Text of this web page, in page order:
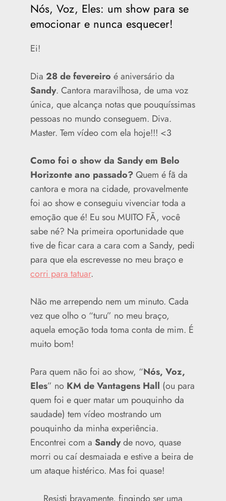
Nós, Voz, Eles: um show para se
emocionar e nunca esquecer!
Ei!
Dia 28 de fevereiro é aniversário da
Sandy. Cantora maravilhosa, de uma voz
única, que alcança notas que pouquíssimas
pessoas no mundo conseguem. Diva.
Master. Tem vídeo com ela hoje!!! <3
Como foi o show da Sandy em Belo
Horizonte ano passado?Quem é fã da
cantora e mora na cidade, provavelmente
foi ao show e conseguiu vivenciar toda a
emoção que é! Eu sou MUITO FÃ, você
sabe né? Na primeira oportunidade que
tive de ficar cara a cara com a Sandy, pedi
para que ela escrevesse no meu braço e
corri para tatuar.
Não me arrependo nem um minuto. Cada
vez que olho o “turu” no meu braço,
aquela emoção toda toma conta de mim. É
muito bom!
Para quem não foi ao show, “Nós, Voz,
Eles” no KM de Vantagens Hall (ou para
quem foi e quer matar um pouquinho da
saudade) tem vídeo mostrando um
pouquinho da minha experiência.
Encontrei com a Sandyde novo, quase
morri ou caí desmaiada e estive a beira de
um ataque histérico. Mas foi quase!